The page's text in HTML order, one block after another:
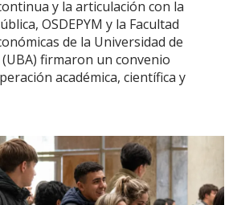
y la articulación con la
OSDEPYM y la Facultad
de la Universidad de
firmaron un convenio
académica, científica y